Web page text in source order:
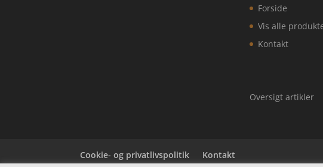
Forside
Vis alle
Kontakt
Oversigt artikler
Cookie- og privatlivspolitik Kontakt